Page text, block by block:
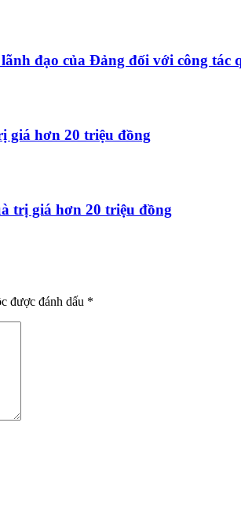
đạo của Đảng đối với công tác
giá hơn 20 triệu đồng
trị giá hơn 20 triệu đồng
được đánh dấu *